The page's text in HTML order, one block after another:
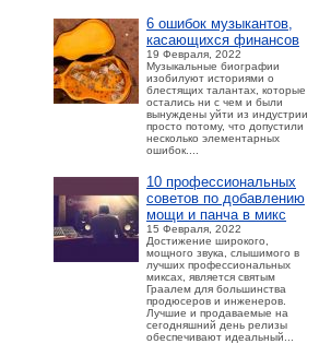
6 ошибок музыкантов,
касающихся финансов
19 Февраля, 2022
Музыкальные биографии
изобилуют историями о
блестящих талантах, которые
остались ни с чем и были
вынуждены уйти из индустрии
просто потому, что допустили
несколько элементарных
ошибок....
10 профессиональных
советов по добавлению
мощи и панча в микс
15 Февраля, 2022
Достижение широкого,
мощного звука, слышимого в
лучших профессиональных
миксах, является святым
Граалем для большинства
продюсеров и инженеров.
Лучшие и продаваемые на
сегодняшний день релизы
обеспечивают идеальный...